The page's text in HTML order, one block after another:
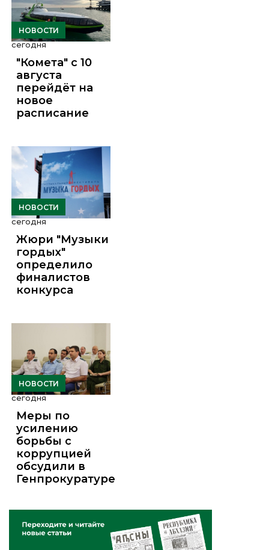
НОВОСТИ
сегодня
"Комета" с 10
августа
перейдёт на
новое
расписание
НОВОСТИ
сегодня
Жюри "Музыки
гордых"
определило
финалистов
конкурса
НОВОСТИ
сегодня
Меры по
усилению
борьбы с
коррупцией
обсудили в
Генпрокуратуре